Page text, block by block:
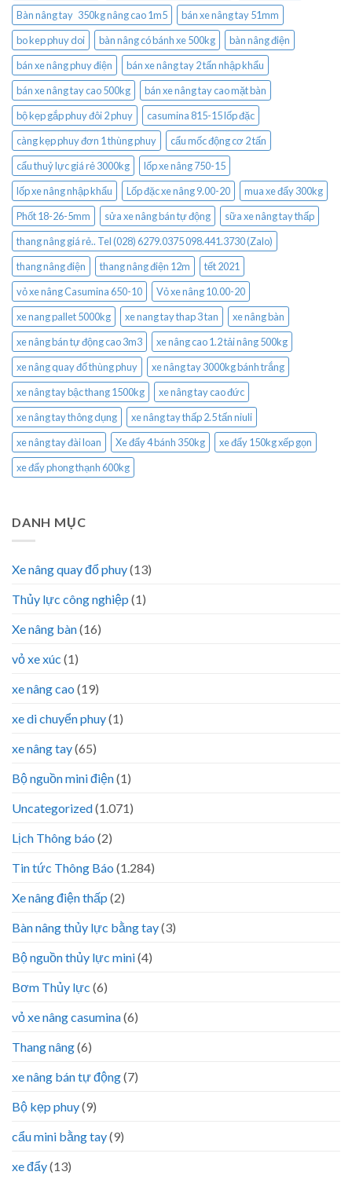
Bàn nâng tay 350kg nâng cao 1m5
bán xe nâng tay 51mm
bo kep phuy doi
bàn nâng có bánh xe 500kg
bàn nâng điện
bán xe nâng phuy điện
bán xe nâng tay 2 tấn nhập khẩu
bán xe nâng tay cao 500kg
bán xe nâng tay cao mặt bàn
bộ kẹp gắp phuy đôi 2 phuy
casumina 815-15 lốp đặc
càng kẹp phuy đơn 1 thùng phuy
cẩu mốc động cơ 2 tấn
cẩu thuỷ lực giá rẻ 3000kg
lốp xe nâng 750-15
lốp xe nâng nhập khẩu
Lốp đặc xe nâng 9.00-20
mua xe đẩy 300kg
Phốt 18-26-5mm
sửa xe nâng bán tự động
sữa xe nâng tay thấp
thang nâng giá rẻ.. Tel (028) 6279.0375 098.441.3730 (Zalo)
thang nâng điện
thang nâng điện 12m
tết 2021
vỏ xe nâng Casumina 650-10
Vỏ xe nâng 10.00-20
xe nang pallet 5000kg
xe nang tay thap 3 tan
xe nâng bàn
xe nâng bán tự động cao 3m3
xe nâng cao 1.2 tải nâng 500kg
xe nâng quay đổ thùng phuy
xe nâng tay 3000kg bánh trắng
xe nâng tay bậc thang 1500kg
xe nâng tay cao đức
xe nâng tay thông dụng
xe nâng tay thấp 2.5 tấn niuli
xe nâng tay đài loan
Xe đẩy 4 bánh 350kg
xe đẩy 150kg xếp gọn
xe đẩy phong thạnh 600kg
DANH MỤC
Xe nâng quay đổ phuy(13)
Thủy lực công nghiệp (1)
Xe nâng bàn(16)
vỏ xe xúc (1)
xe nâng cao (19)
xe di chuyển phuy(1)
xe nâng tay(65)
Bộ nguồn mini điện(1)
Uncategorized(1.071)
Lịch Thông báo (2)
Tin tức Thông Báo (1.284)
Xe nâng điện thấp (2)
Bàn nâng thủy lực bằng tay(3)
Bộ nguồn thủy lực mini(4)
Bơm Thủy lực (6)
vỏ xe nâng casumina(6)
Thang nâng(6)
xe nâng bán tự động(7)
Bộ kẹp phuy(9)
cẩu mini bằng tay(9)
xe đẩy(13)